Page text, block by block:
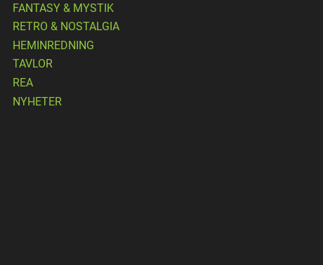
FANTASY & MYSTIK
RETRO & NOSTALGIA
HEMINREDNING
TAVLOR
REA
NYHETER